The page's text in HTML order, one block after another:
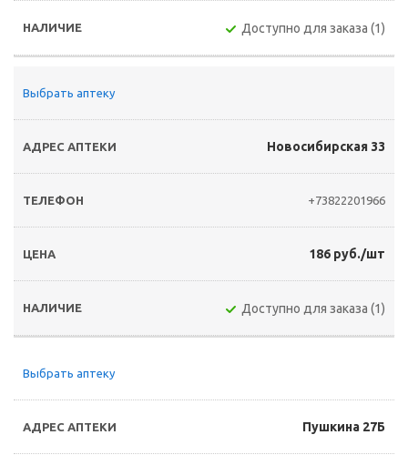
Доступно для заказа (1)
Выбрать аптеку
Новосибирская 33
+73822201966
186 руб./шт
Доступно для заказа (1)
Выбрать аптеку
Пушкина 27Б